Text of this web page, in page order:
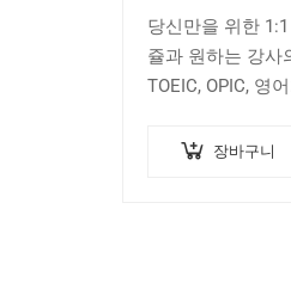
래
당신만을 위한
쥴과 원하는 강사
TOEIC, OPIC, 영
장바구니